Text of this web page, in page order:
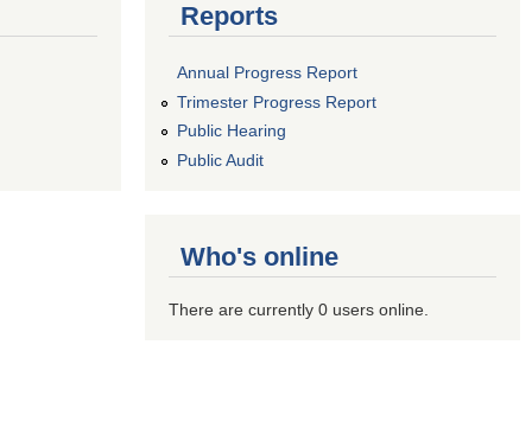
Reports
Annual Progress Report
Trimester Progress Report
Public Hearing
Public Audit
Who's online
There are currently 0 users online.